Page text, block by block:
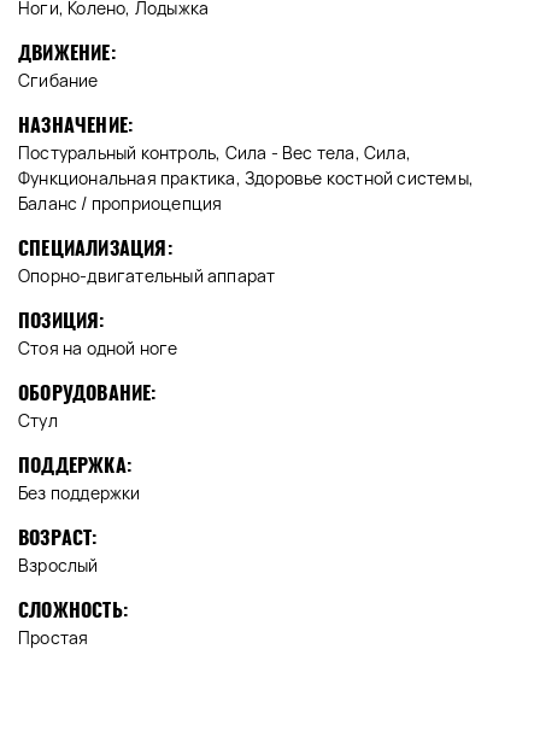
Ноги, Колено, Лодыжка
ДВИЖЕНИЕ:
Сгибание
НАЗНАЧЕНИЕ:
Постуральный контроль, Сила - Вес тела, Сила,
Функциональная практика, Здоровье костной системы,
Баланс / проприоцепция
СПЕЦИАЛИЗАЦИЯ:
Опорно-двигательный аппарат
ПОЗИЦИЯ:
Стоя на одной ноге
ОБОРУДОВАНИЕ:
Стул
ПОДДЕРЖКА:
Без поддержки
ВОЗРАСТ:
Взрослый
СЛОЖНОСТЬ:
Простая